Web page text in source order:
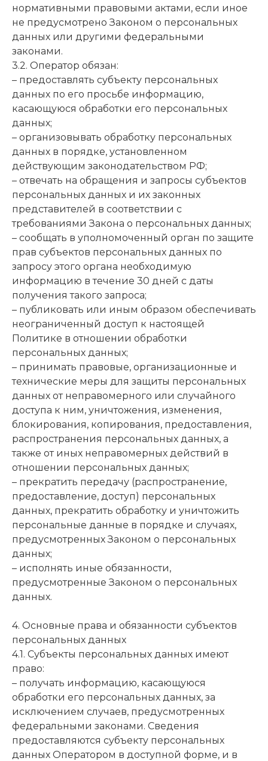
нормативными правовыми актами, если иное
не предусмотрено Законом о персональных
данных или другими федеральными
законами.
3.2. Оператор обязан:
– предоставлять субъекту персональных
данных по его просьбе информацию,
касающуюся обработки его персональных
данных;
– организовывать обработку персональных
данных в порядке, установленном
действующим законодательством РФ;
– отвечать на обращения и запросы субъектов
персональных данных и их законных
представителей в соответствии с
требованиями Закона о персональных данных;
– сообщать в уполномоченный орган по защите
прав субъектов персональных данных по
запросу этого органа необходимую
информацию в течение 30 дней с даты
получения такого запроса;
– публиковать или иным образом обеспечивать
неограниченный доступ к настоящей
Политике в отношении обработки
персональных данных;
– принимать правовые, организационные и
технические меры для защиты персональных
данных от неправомерного или случайного
доступа к ним, уничтожения, изменения,
блокирования, копирования, предоставления,
распространения персональных данных, а
также от иных неправомерных действий в
отношении персональных данных;
– прекратить передачу (распространение,
предоставление, доступ) персональных
данных, прекратить обработку и уничтожить
персональные данные в порядке и случаях,
предусмотренных Законом о персональных
данных;
– исполнять иные обязанности,
предусмотренные Законом о персональных
данных.
4. Основные права и обязанности субъектов
персональных данных
4.1. Субъекты персональных данных имеют
право:
– получать информацию, касающуюся
обработки его персональных данных, за
исключением случаев, предусмотренных
федеральными законами. Сведения
предоставляются субъекту персональных
данных Оператором в доступной форме, и в